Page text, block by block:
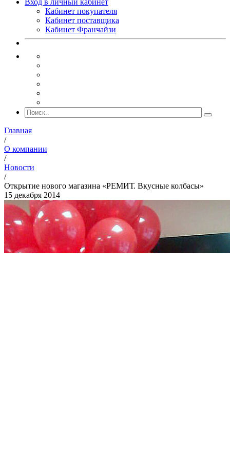
Вход в личный кабинет
Кабинет покупателя
Кабинет поставщика
Кабинет Франчайзи
Главная
/
О компании
/
Новости
/
Открытие нового магазина «РЕМИТ. Вкусные колбасы»
15 декабря 2014